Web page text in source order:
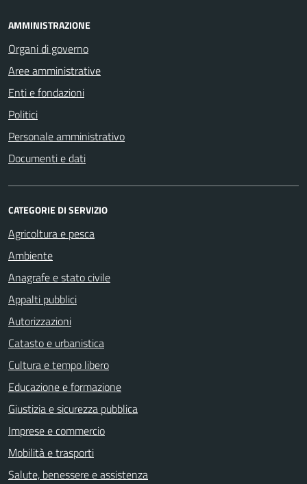
AMMINISTRAZIONE
Organi di governo
Aree amministrative
Enti e fondazioni
Politici
Personale amministrativo
Documenti e dati
CATEGORIE DI SERVIZIO
Agricoltura e pesca
Ambiente
Anagrafe e stato civile
Appalti pubblici
Autorizzazioni
Catasto e urbanistica
Cultura e tempo libero
Educazione e formazione
Giustizia e sicurezza pubblica
Imprese e commercio
Mobilità e trasporti
Salute, benessere e assistenza